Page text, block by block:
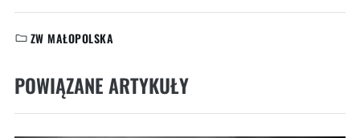
KATEGORIE:
ZW MAŁOPOLSKA
POWIĄZANE ARTYKUŁY